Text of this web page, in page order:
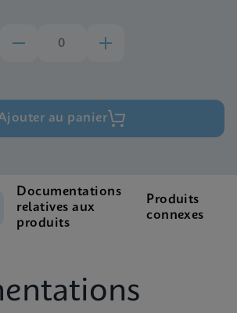
au panier
Documentations
relatives aux
produits
Produits
connexes